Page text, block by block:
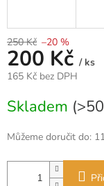
250 Kč –20 %
200 Kč / ks
165 Kč bez DPH
cena:
Skladem
Můžeme doručit do: